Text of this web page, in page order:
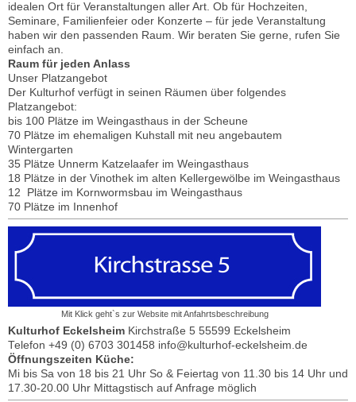
idealen Ort für Veranstaltungen aller Art. Ob für Hochzeiten,
Seminare, Familienfeier oder Konzerte – für jede Veranstaltung
haben wir den passenden Raum. Wir beraten Sie gerne, rufen Sie
einfach an.
Raum für jeden Anlass
Unser Platzangebot
Der Kulturhof verfügt in seinen Räumen über folgendes
Platzangebot:
bis 100 Plätze im Weingasthaus in der Scheune
70 Plätze im ehemaligen Kuhstall mit neu angebautem
Wintergarten
35 Plätze Unnerm Katzelaafer im Weingasthaus
18 Plätze in der Vinothek im alten Kellergewölbe im Weingasthaus
12 Plätze im Kornwormsbau im Weingasthaus
70 Plätze im Innenhof
Mit Klick geht`s zur Website mit Anfahrtsbeschreibung
Kulturhof Eckelsheim Kirchstraße 5 55599 Eckelsheim
Telefon +49 (0) 6703 301458 info@kulturhof-eckelsheim.de
Öffnungszeiten Küche:
Mi bis Sa von 18 bis 21 Uhr So & Feiertag von 11.30 bis 14 Uhr und
17.30-20.00 Uhr Mittagstisch auf Anfrage möglich